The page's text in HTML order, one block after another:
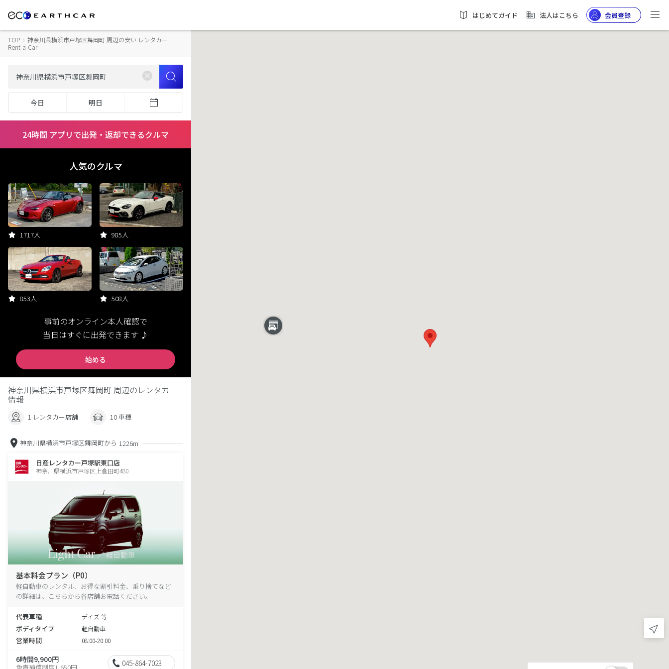
はじめてガイド 法人はこちら 会員登録
TOP › 神奈川県横浜市戸塚区舞岡町 周辺の安い レンタカー
Rent-a-Car
今日 明日
24時間 アプリで出発・返却できるクルマ
人気のクルマ
1717人 985人
853人 508人
事前のオンライン本人確認で
当日はすぐに出発できます ♪
始める
神奈川県横浜市戸塚区舞岡町 周辺のレンタカー
情報
1 レンタカー店舗 10 車種
神奈川県横浜市戸塚区舞岡町から 1226m
日産レンタカー戸塚駅東口店
神奈川県横浜市戸塚区上倉田町480
基本料金プラン（P0）
軽自動車のレンタル、お得な割引料金、乗り捨てなど
の詳細は、こちらから各店舗お電話ください。
代表車種 デイズ 等
ボディタイプ 軽自動車
営業時間 08:00-20:00
6時間9,900円
免責補償制度1,650円 045-864-7023